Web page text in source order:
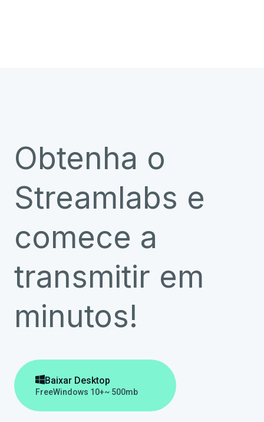
Obtenha o
Streamlabs e
comece a
transmitir em
minutos!
Baixar Desktop
FreeWindows 10+~ 500mb